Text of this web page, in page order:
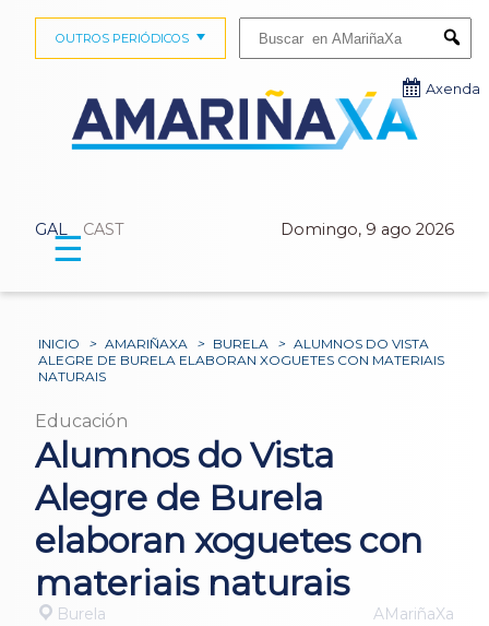
GAL CAST Domingo, 9 ago 2026
OUTROS PERIÓDICOS
Axenda
☰
INICIO > AMARIÑAXA > BURELA > ALUMNOS DO VISTA
ALEGRE DE BURELA ELABORAN XOGUETES CON MATERIAIS
NATURAIS
Educación
Alumnos do Vista
Alegre de Burela
elaboran xoguetes con
materiais naturais
Burela AMariñaXa